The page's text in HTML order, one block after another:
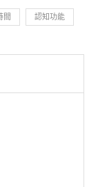
間 認知功能